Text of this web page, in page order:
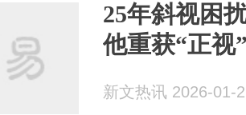
25年斜视困
他重获“正视
新文热讯 2026-01-